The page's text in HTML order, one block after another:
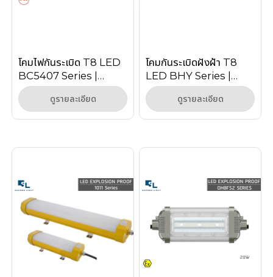
โคมไฟกันระเบิด T8 LED
BC5407 Series |
Explosion Proof
Linear Light
Interlock
ดูรายละเอียด
โคมกันระเบิดฝังฝ้า T8
LED BHY Series |
Recessed Explosion
Proof Zone 1/2
ดูรายละเอียด